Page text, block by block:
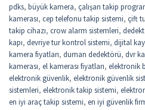
pdks, büyük kamera, çalışan takip
kamerası, cep telefonu takip sistemi, çift
takip cihazı, crow alarm sistemleri,
kapı, devriye tur kontrol sistemi, dijital
kamera fiyatları, duman dedektörü, dvr
kamerası, el kamerası fiyatları, elektronik
elektronik güvenlik, elektronik güvenlik
sistemleri, elektronik takip sistemi,
en iyi araç takip sistemi, en iyi güvenlik